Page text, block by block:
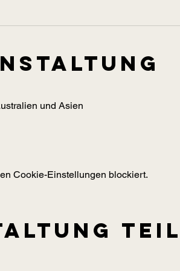
und Asien
Cookie-Einstellungen blockiert.